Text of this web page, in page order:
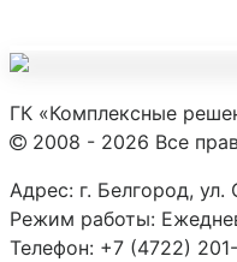
ГК «Комплексные
2008 - 2026 Все
Адрес: г. Белгород,
Режим работы:
Телефон: +7 (4722)